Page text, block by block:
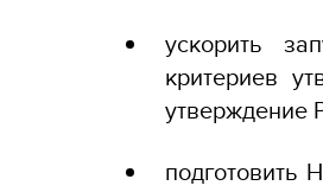
ускорить
критериев
утверждение
подготовить